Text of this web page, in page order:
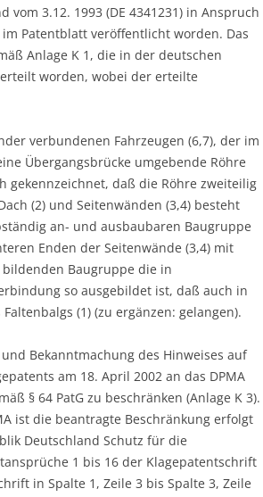
vom 3.12. 1993 (DE 4341231) in Anspruch
Patentblatt veröffentlicht worden. Das
Anlage K 1, die in der deutschen
worden, wobei der erteilte
verbundenen Fahrzeugen (6,7), der im
Übergangsbrücke umgebende Röhre
gekennzeichnet, daß die Röhre zweiteilig
(2) und Seitenwänden (3,4) besteht
an- und ausbaubaren Baugruppe
Enden der Seitenwände (3,4) mit
Baugruppe die in
so ausgebildet ist, daß auch in
(1) (zu ergänzen: gelangen).
Bekanntmachung des Hinweises auf
am 18. April 2002 an das DPMA
§ 64 PatG zu beschränken (Anlage K 3).
ist die beantragte Beschränkung erfolgt
Deutschland Schutz für die
1 bis 16 der Klagepatentschrift
in Spalte 1, Zeile 3 bis Spalte 3, Zeile